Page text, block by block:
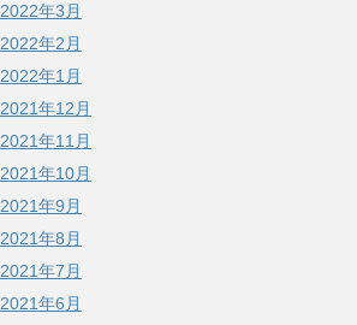
2022年3月
2022年2月
2022年1月
2021年12月
2021年11月
2021年10月
2021年9月
2021年8月
2021年7月
2021年6月